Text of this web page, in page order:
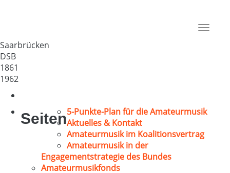
Toggle
Saarbrücken
DSB
1861
1962
Seiten5-Punkte-Plan für die Amateurmusik
Aktuelles & Kontakt
Amateurmusik im Koalitionsvertrag
Amateurmusik in der
Engagementstrategie des Bundes
Amateurmusikfonds